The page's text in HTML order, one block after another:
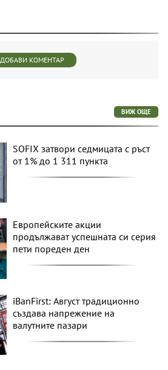
ДОБАВИ КОМЕНТАР
ВИЖ ОЩЕ
SOFIX затвори седмицата с ръст
от 1% до 1 311 пункта
Европейските акции
продължават успешната си серия
пети пореден ден
iBanFirst: Август традиционно
създава напрежение на
валутните пазари